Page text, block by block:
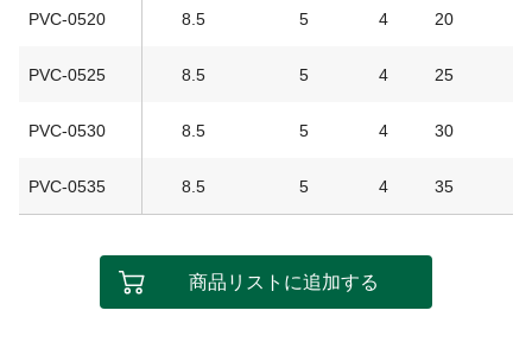
PVC-0520 8.5 5 4 20
PVC-0525 8.5 5 4 25
PVC-0530 8.5 5 4 30
PVC-0535 8.5 5 4 35
商品リストに追加する